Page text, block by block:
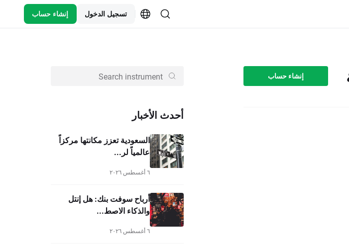
تسجيل الدخول إنشاء حساب
إنشاء حساب
أحدث الأخبار
السعودية تعزز مكانتها مركزاً
عالمياً لر...
٦ أغسطس ٢٠٢٦
أرباح سوفت بنك: هل إنتل
والذكاء الاصط...
٦ أغسطس ٢٠٢٦